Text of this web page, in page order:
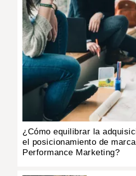
¿Cómo equilibrar la
el posicionamiento de marca
Performance Marketing?